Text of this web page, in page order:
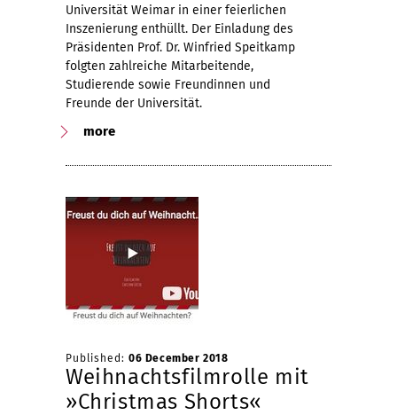
Universität Weimar in einer feierlichen
Inszenierung enthüllt. Der Einladung des
Präsidenten Prof. Dr. Winfried Speitkamp
folgten zahlreiche Mitarbeitende,
Studierende sowie Freundinnen und
Freunde der Universität.
more
Published: 06 December 2018
Weihnachtsfilmrolle mit
»Christmas Shorts«